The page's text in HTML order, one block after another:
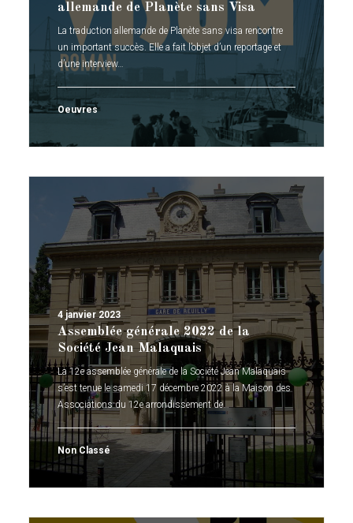
allemande de Planète sans Visa
La traduction allemande de Planète sans visa rencontre
un important succès. Elle a fait l’objet d’un reportage et
d’une interview…
Oeuvres
4 janvier 2023
Assemblée générale 2022 de la
Société Jean Malaquais
La 12e assemblée générale de la Société Jean Malaquais
s’est tenue le samedi 17 décembre 2022 à la Maison des
Associations du 12e arrondissement de…
Non Classé